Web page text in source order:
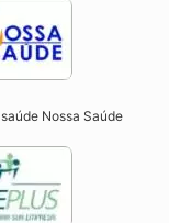
Nossa Saúde